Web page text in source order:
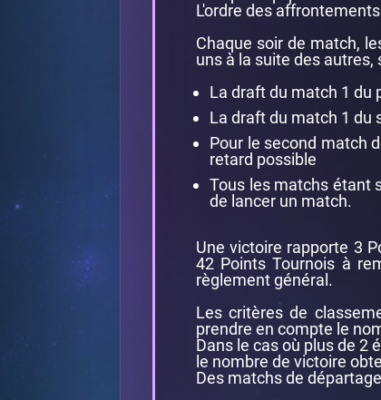
L'ordre des
Chaque soir de match,
uns à la suite des autres,
La draft du match 1 du
La draft du match 1 du
Pour le second match
retard possible
Tous les matchs étant
de lancer un match.
Une victoire rapporte 3
42 Points Tournois à
règlement général.
Les critères de
prendre en compte le
Dans le cas où plus de 2
le nombre de victoire
Des matchs de